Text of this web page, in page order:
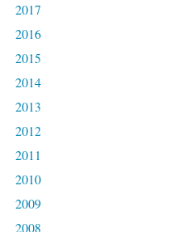
2017
2016
2015
2014
2013
2012
2011
2010
2009
2008